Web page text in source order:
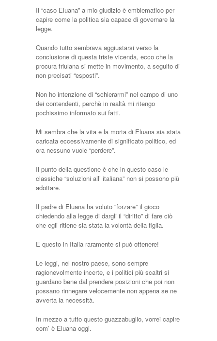
Il “caso Eluana” a mio giudizio è emblematico per
capire come la politica sia capace di governare la
legge.
Quando tutto sembrava aggiustarsi verso la
conclusione di questa triste vicenda, ecco che la
procura friulana si mette in movimento, a seguito di
non precisati “esposti”.
Non ho intenzione di “schierarmi” nel campo di uno
dei contendenti, perchè in realtà mi ritengo
pochissimo informato sui fatti.
Mi sembra che la vita e la morta di Eluana sia stata
caricata eccessivamente di significato politico, ed
ora nessuno vuole “perdere”.
Il punto della questione è che in questo caso le
classiche “soluzioni all’ italiana” non si possono più
adottare.
Il padre di Eluana ha voluto “forzare” il gioco
chiedendo alla legge di dargli il “diritto” di fare ciò
che egli ritiene sia stata la volontà della figlia.
E questo in Italia raramente si può ottenere!
Le leggi, nel nostro paese, sono sempre
ragionevolmente incerte, e i politici più scaltri si
guardano bene dal prendere posizioni che poi non
possano rinnegare velocemente non appena se ne
avverta la necessità.
In mezzo a tutto questo guazzabuglio, vorrei capire
com’ è Eluana oggi.